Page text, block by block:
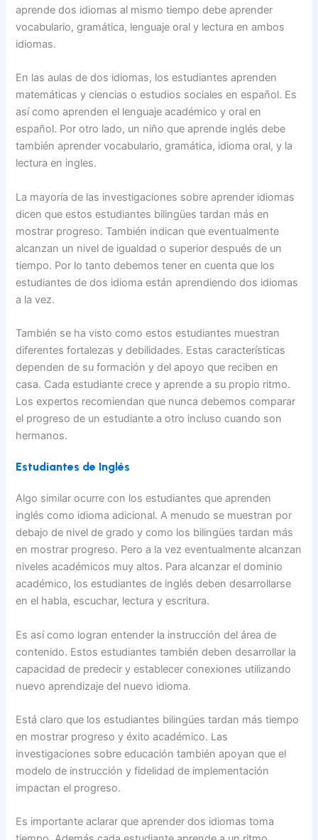
aprende dos idiomas al mismo tiempo debe aprender
vocabulario, gramática, lenguaje oral y lectura en ambos
idiomas.
En las aulas de dos idiomas, los estudiantes aprenden
matemáticas y ciencias o estudios sociales en español. Es
así como aprenden el lenguaje académico y oral en
español. Por otro lado, un niño que aprende inglés debe
también aprender vocabulario, gramática, idioma oral, y la
lectura en ingles.
La mayoría de las investigaciones sobre aprender idiomas
dicen que estos estudiantes bilingües tardan más en
mostrar progreso. También indican que eventualmente
alcanzan un nivel de igualdad o superior después de un
tiempo. Por lo tanto debemos tener en cuenta que los
estudiantes de dos idioma están aprendiendo dos idiomas
a la vez.
También se ha visto como estos estudiantes muestran
diferentes fortalezas y debilidades. Estas características
dependen de su formación y del apoyo que reciben en
casa. Cada estudiante crece y aprende a su propio ritmo.
Los expertos recomiendan que nunca debemos comparar
el progreso de un estudiante a otro incluso cuando son
hermanos.
Estudiantes de Inglés
Algo similar ocurre con los estudiantes que aprenden
inglés como idioma adicional. A menudo se muestran por
debajo de nivel de grado y como los bilingües tardan más
en mostrar progreso. Pero a la vez eventualmente alcanzan
niveles académicos muy altos. Para alcanzar el dominio
académico, los estudiantes de inglés deben desarrollarse
en el habla, escuchar, lectura y escritura.
Es así como logran entender la instrucción del área de
contenido. Estos estudiantes también deben desarrollar la
capacidad de predecir y establecer conexiones utilizando
nuevo aprendizaje del nuevo idioma.
Está claro que los estudiantes bilingües tardan más tiempo
en mostrar progreso y éxito académico. Las
investigaciones sobre educación también apoyan que el
modelo de instrucción y fidelidad de implementación
impactan el progreso.
Es importante aclarar que aprender dos idiomas toma